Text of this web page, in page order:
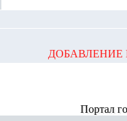
ДОБАВЛЕНИЕ
Портал